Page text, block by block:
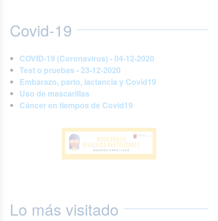
Covid-19
COVID-19 (Coronavirus) - 04-12-2020
Test o pruebas - 23-12-2020
Embarazo, parto, lactancia y Covid19
Uso de mascarillas
Cáncer en tiempos de Covid19
Lo más visitado